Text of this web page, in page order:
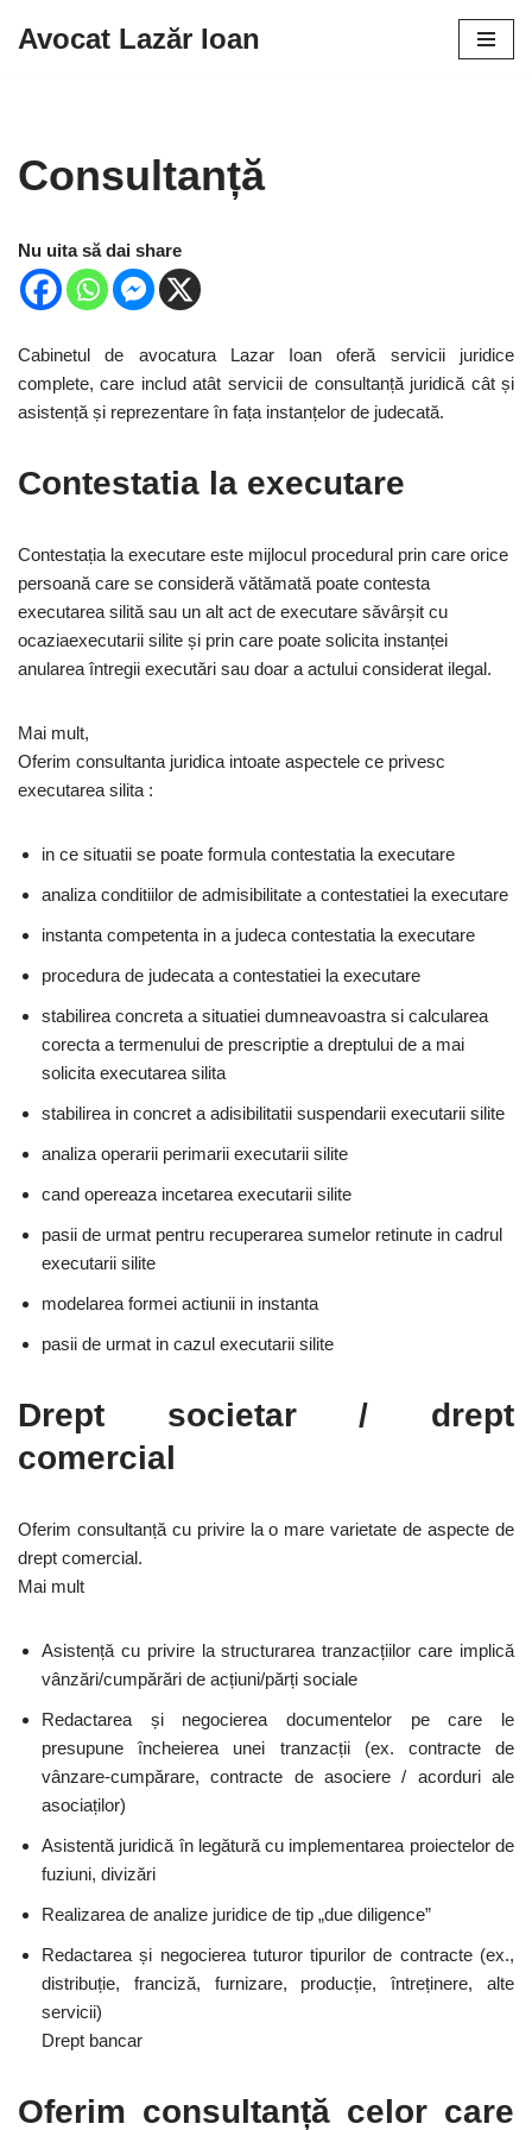
Avocat Lazăr Ioan
Consultanță
Nu uita să dai share
Cabinetul de avocatura Lazar Ioan oferă servicii juridice
complete, care includ atât servicii de consultanță juridică cât și
asistență și reprezentare în fața instanțelor de judecată.
Contestatia la executare
Contestația la executare este mijlocul procedural prin care orice
persoană care se consideră vătămată poate contesta
executarea silită sau un alt act de executare săvârșit cu
ocaziaexecutarii silite și prin care poate solicita instanței
anularea întregii executări sau doar a actului considerat ilegal.
Mai mult,
Oferim consultanta juridica intoate aspectele ce privesc
executarea silita :
in ce situatii se poate formula contestatia la executare
analiza conditiilor de admisibilitate a contestatiei la executare
instanta competenta in a judeca contestatia la executare
procedura de judecata a contestatiei la executare
stabilirea concreta a situatiei dumneavoastra si calcularea
corecta a termenului de prescriptie a dreptului de a mai
solicita executarea silita
stabilirea in concret a adisibilitatii suspendarii executarii silite
analiza operarii perimarii executarii silite
cand opereaza incetarea executarii silite
pasii de urmat pentru recuperarea sumelor retinute in cadrul
executarii silite
modelarea formei actiunii in instanta
pasii de urmat in cazul executarii silite
Drept societar / drept
comercial
Oferim consultanță cu privire la o mare varietate de aspecte de
drept comercial.
Mai mult
Asistență cu privire la structurarea tranzacțiilor care implică
vânzări/cumpărări de acțiuni/părți sociale
Redactarea și negocierea documentelor pe care le
presupune încheierea unei tranzacții (ex. contracte de
vânzare-cumpărare, contracte de asociere / acorduri ale
asociaților)
Asistentă juridică în legătură cu implementarea proiectelor de
fuziuni, divizări
Realizarea de analize juridice de tip „due diligence”
Redactarea și negocierea tuturor tipurilor de contracte (ex.,
distribuție, franciză, furnizare, producție, întreținere, alte
servicii)
Drept bancar
Oferim consultanță celor care